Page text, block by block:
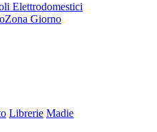
Elettrodomestici
Zona Giorno
Librerie Madie